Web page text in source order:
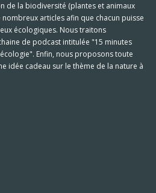
de la biodiversité (plantes et animaux
articles afin que chacun puisse
écologiques. Nous traitons
de podcast intitulée "15 minutes
Enfin, nous proposons toute
idée cadeau sur le thème de la nature à